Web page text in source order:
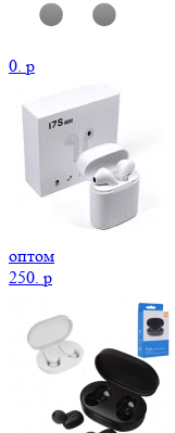
0. p
оптом
250. p